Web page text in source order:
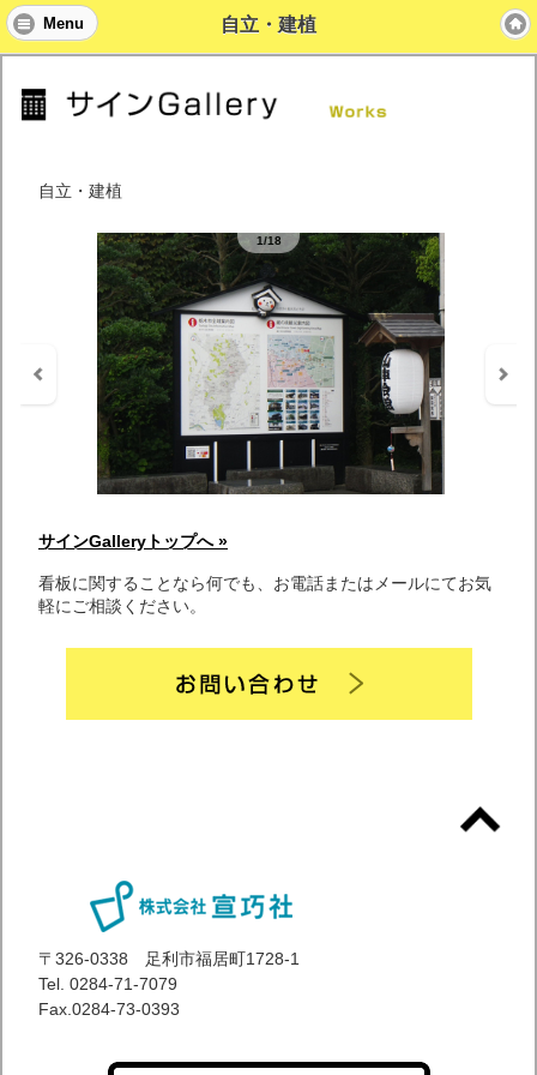
Menu 自立・建植
自立・建植
1/18
サインGalleryトップへ »
看板に関することなら何でも、お電話またはメールにてお気
軽にご相談ください。
〒326-0338 足利市福居町1728-1
Tel. 0284-71-7079
Fax.0284-73-0393